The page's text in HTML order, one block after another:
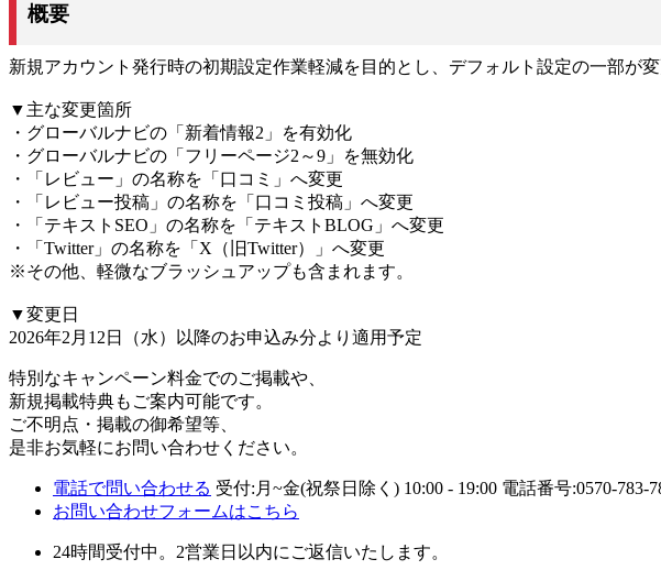
概要
新規アカウント発行時の初期設定作業軽減を目的とし、デフォルト設定の一部が変
▼主な変更箇所
・グローバルナビの「新着情報2」を有効化
・グローバルナビの「フリーページ2～9」を無効化
・「レビュー」の名称を「口コミ」へ変更
・「レビュー投稿」の名称を「口コミ投稿」へ変更
・「テキストSEO」の名称を「テキストBLOG」へ変更
・「Twitter」の名称を「X（旧Twitter）」へ変更
※その他、軽微なブラッシュアップも含まれます。
▼変更日
2026年2月12日（水）以降のお申込み分より適用予定
特別なキャンペーン料金でのご掲載や、
新規掲載特典もご案内可能です。
ご不明点・掲載の御希望等、
是非お気軽にお問い合わせください。
電話で問い合わせる 受付:月~金(祝祭日除く) 10:00 - 19:00 電話番号:0570-783-
お問い合わせフォームはこちら
24時間受付中。2営業日以内にご返信いたします。